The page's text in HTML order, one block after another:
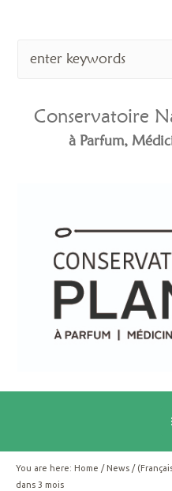
Conservatoire
à Parfum,
You are here: Home / News /
dans 3 mois